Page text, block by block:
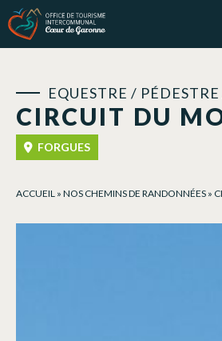
CIRCUIT DU
EQUESTRE /
FORGUES
ACCUEIL » NOS CHEMINS DE RANDONNÉES »
Panneau de gestion des cookies